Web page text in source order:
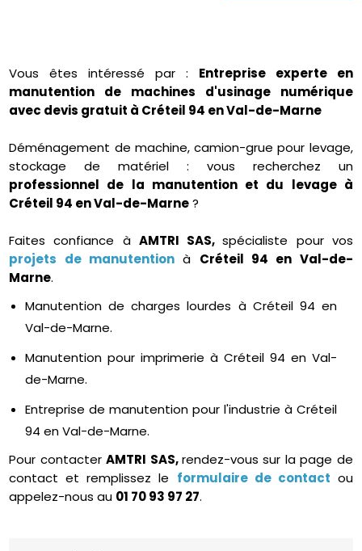
Vous êtes intéressé par : Entreprise experte en
manutention de machines d'usinage numérique
avec devis gratuit à Créteil 94 en Val-de-Marne
Déménagement de machine, camion-grue pour levage,
stockage de matériel : vous recherchez un
professionnel de la manutention et du levage à
Créteil 94 en Val-de-Marne?
Faites confiance à AMTRI SAS,spécialiste pour vos
projets de manutentionà Créteil 94 en Val-de-
Marne.
Manutention de charges lourdes à Créteil 94 en
Val-de-Marne.
Manutention pour imprimerie à Créteil 94 en Val-
de-Marne.
Entreprise de manutention pour l'industrie à Créteil
94 en Val-de-Marne.
Pour contacterAMTRI SAS,rendez-vous sur la page de
contact et remplissez le formulaire de contact ou
appelez-nous au 01 70 93 97 27.